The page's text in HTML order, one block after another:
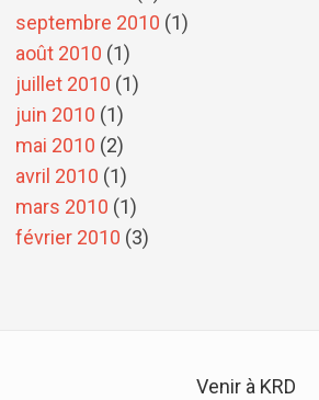
septembre 2010 (1)
août 2010 (1)
juillet 2010 (1)
juin 2010 (1)
mai 2010 (2)
avril 2010 (1)
mars 2010 (1)
février 2010 (3)
Venir à KRD